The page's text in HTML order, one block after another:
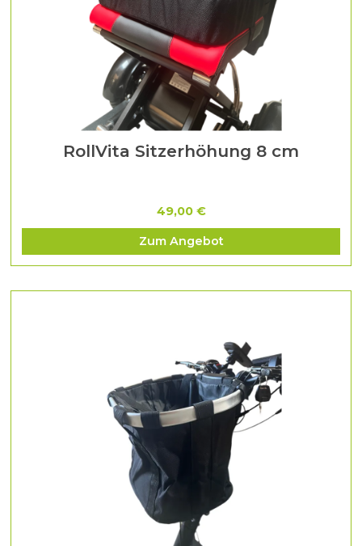
RollVita Sitzerhöhung 8 cm
49,00 €
Zum Angebot